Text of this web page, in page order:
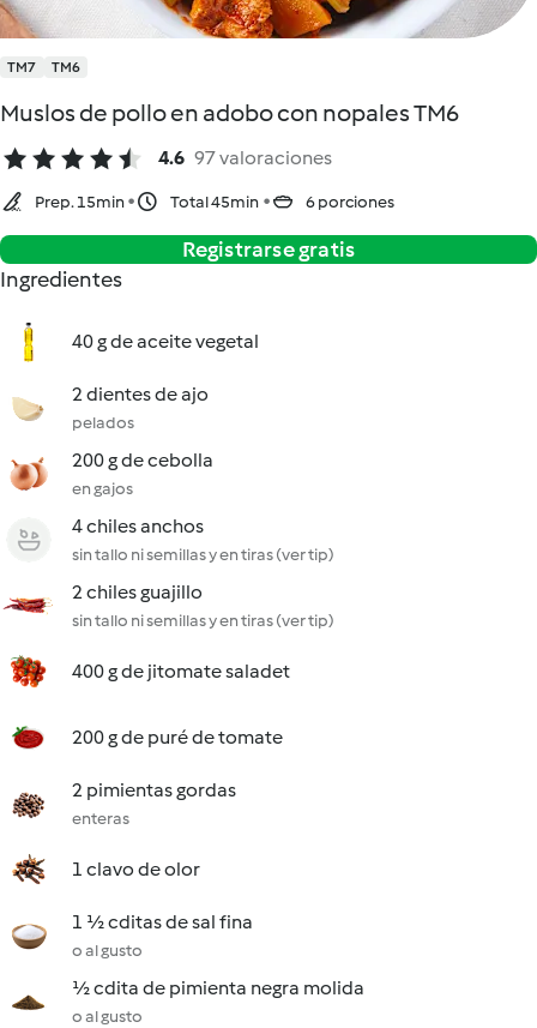
TM7 TM6
Muslos de pollo en adobo con nopales TM6
4.6 97 valoraciones
Prep. 15min Total 45min 6 porciones
Registrarse gratis
Ingredientes
40 g de aceite vegetal
2 dientes de ajo
pelados
200 g de cebolla
en gajos
4 chiles anchos
sin tallo ni semillas y en tiras (ver tip)
2 chiles guajillo
sin tallo ni semillas y en tiras (ver tip)
400 g de jitomate saladet
200 g de puré de tomate
2 pimientas gordas
enteras
1 clavo de olor
1 ½ cditas de sal fina
o al gusto
½ cdita de pimienta negra molida
o al gusto